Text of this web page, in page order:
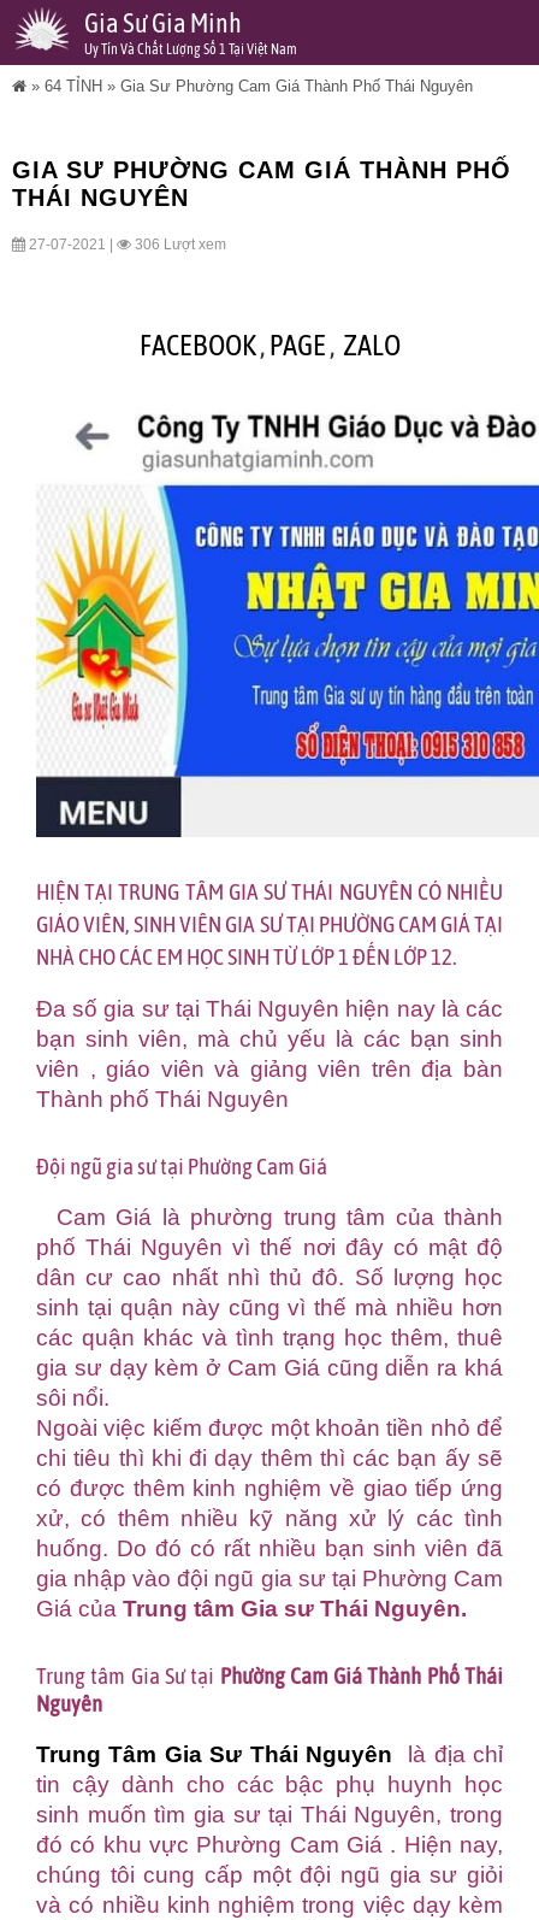
Gia Sư Gia Minh
Uy Tín Và Chất Lượng Số 1 Tại Việt Nam
» 64 TỈNH » Gia Sư Phường Cam Giá Thành Phố Thái Nguyên
GIA SƯ PHƯỜNG CAM GIÁ THÀNH PHỐ
THÁI NGUYÊN
27-07-2021 | 306 Lượt xem
FACEBOOK,PAGE, ZALO
HIỆN TẠI TRUNG TÂM GIA SƯ THÁI NGUYÊN CÓ NHIỀU
GIÁO VIÊN, SINH VIÊN GIA SƯ TẠI PHƯỜNG CAM GIÁ TẠI
NHÀ CHO CÁC EM HỌC SINH TỪ LỚP 1 ĐẾN LỚP 12.
Đa số gia sư tại Thái Nguyên hiện nay là các
bạn sinh viên, mà chủ yếu là các bạn sinh
viên , giáo viên và giảng viên trên địa bàn
Thành phố Thái Nguyên
Đội ngũ gia sư tại Phường Cam Giá
Cam Giá là phường trung tâm của thành
phố Thái Nguyên vì thế nơi đây có mật độ
dân cư cao nhất nhì thủ đô. Số lượng học
sinh tại quận này cũng vì thế mà nhiều hơn
các quận khác và tình trạng học thêm, thuê
gia sư dạy kèm ở Cam Giá cũng diễn ra khá
sôi nổi.
Ngoài việc kiếm được một khoản tiền nhỏ để
chi tiêu thì khi đi dạy thêm thì các bạn ấy sẽ
có được thêm kinh nghiệm về giao tiếp ứng
xử, có thêm nhiều kỹ năng xử lý các tình
huống. Do đó có rất nhiều bạn sinh viên đã
gia nhập vào đội ngũ gia sư tại Phường Cam
Giá của Trung tâm Gia sư Thái Nguyên.
Trung tâm Gia Sư tại Phường Cam Giá Thành Phố Thái
Nguyên
Trung Tâm Gia Sư Thái Nguyên là địa chỉ
tin cậy dành cho các bậc phụ huynh học
sinh muốn tìm gia sư tại Thái Nguyên, trong
đó có khu vực Phường Cam Giá . Hiện nay,
chúng tôi cung cấp một đội ngũ gia sư giỏi
và có nhiều kinh nghiệm trong việc dạy kèm